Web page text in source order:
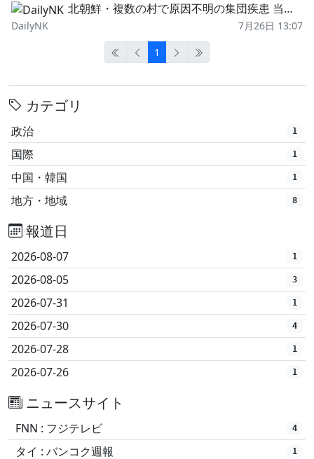
北朝鮮・複数の村で原因不明の集団疾患 当局が主要道路を封鎖…付近にウラン精錬工場
DailyNK
7月26日 13:07
1
カテゴリ
政治 1
国際 1
中国・韓国 1
地方・地域 8
報道日
2026-08-07 1
2026-08-05 3
2026-07-31 1
2026-07-30 4
2026-07-28 1
2026-07-26 1
ニュースサイト
FNN : フジテレビ 4
タイ : バンコク週報 1